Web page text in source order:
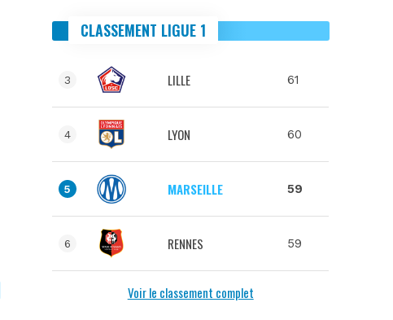
CLASSEMENT LIGUE 1
3 LILLE 61
4 LYON 60
5 MARSEILLE 59
6 RENNES 59
Voir le classement complet